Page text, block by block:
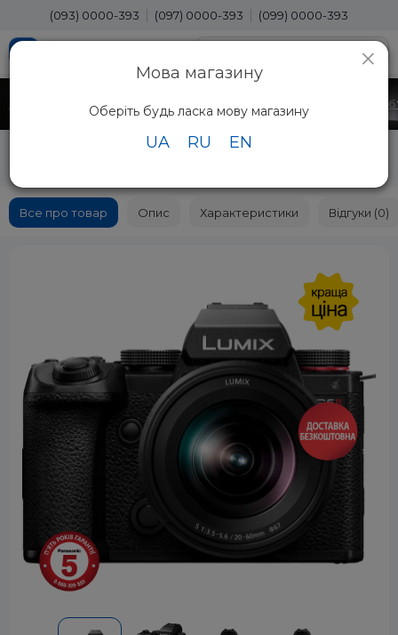
(093) 0000-393 (097) 0000-393 (099) 0000-393
Фото Вiдео Фотоапарати Фотоапарати зі змінними
×
Мова магазину
Оберіть будь ласка мову магазину
UA RU EN
Цифрова фотокамера Panasonic Lumix S DC-
Все про товар Опис Характеристики Відгуки (0)